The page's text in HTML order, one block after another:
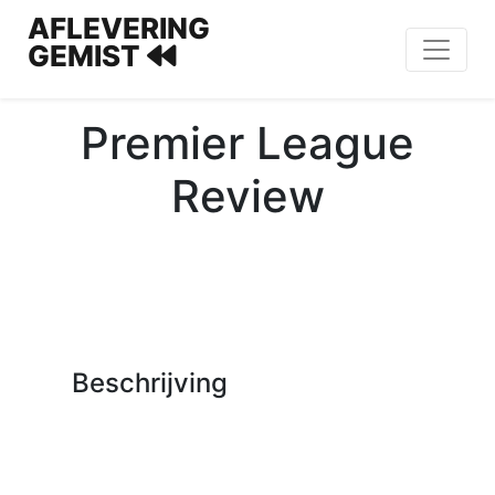
AFLEVERING
GEMIST
Premier League
Review
Beschrijving